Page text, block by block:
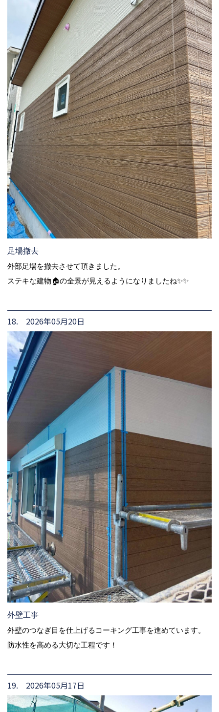
足場撤去
外部足場を撤去させて頂きました。
ステキな建物🏠の全景が見えるようになりましたね✨✨
18. 2026年05月20日
外壁工事
外壁のつなぎ目を仕上げるコーキング工事を進めています。
防水性を高める大切な工程です！
19. 2026年05月17日